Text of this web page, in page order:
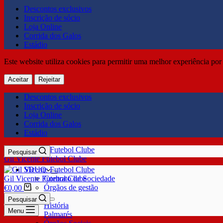
Descontos exclusivos
Inscrição de sócio
Loja Online
Corrida dos Galos
Estádio
Este website utiliza cookies para permitir uma melhor experiência
Aceitar Rejeitar
Descontos exclusivos
Inscrição de sócio
Loja Online
Corrida dos Galos
Estádio
Gil Vicente Futebol Clube
Pesquisar
SDUQ
Contrato de Sociedade
Órgãos de gestão
Clube
História
Palmarés
Gil Vicente Futebol Clube
€0,00
Pesquisar
Menu